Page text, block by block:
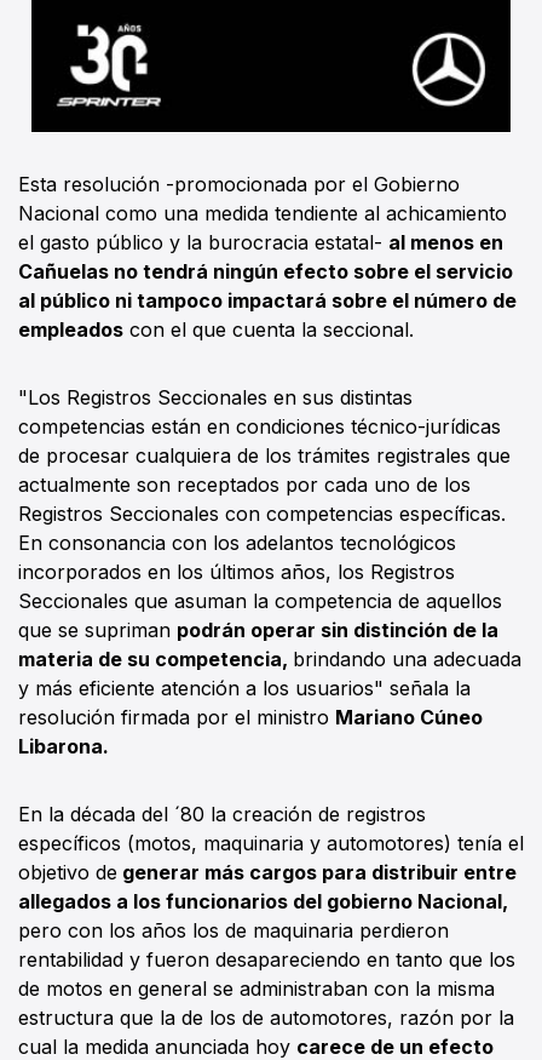
Esta resolución -promocionada por el Gobierno
Nacional como una medida tendiente al achicamiento
el gasto público y la burocracia estatal- al menos en
Cañuelas no tendrá ningún efecto sobre el servicio
al público ni tampoco impactará sobre el número de
empleados con el que cuenta la seccional.
"Los Registros Seccionales en sus distintas
competencias están en condiciones técnico-jurídicas
de procesar cualquiera de los trámites registrales que
actualmente son receptados por cada uno de los
Registros Seccionales con competencias específicas.
En consonancia con los adelantos tecnológicos
incorporados en los últimos años, los Registros
Seccionales que asuman la competencia de aquellos
que se supriman podrán operar sin distinción de la
materia de su competencia, brindando una adecuada
y más eficiente atención a los usuarios" señala la
resolución firmada por el ministro Mariano Cúneo
Libarona.
En la década del ´80 la creación de registros
específicos (motos, maquinaria y automotores) tenía el
objetivo de generar más cargos para distribuir entre
allegados a los funcionarios del gobierno Nacional,
pero con los años los de maquinaria perdieron
rentabilidad y fueron desapareciendo en tanto que los
de motos en general se administraban con la misma
estructura que la de los de automotores, razón por la
cual la medida anunciada hoy carece de un efecto